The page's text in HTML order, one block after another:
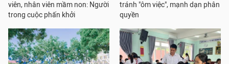
viên, nhân viên mầm non: Người
trong cuộc phấn khởi
tránh "ôm việc", mạnh dạn phân
quyền